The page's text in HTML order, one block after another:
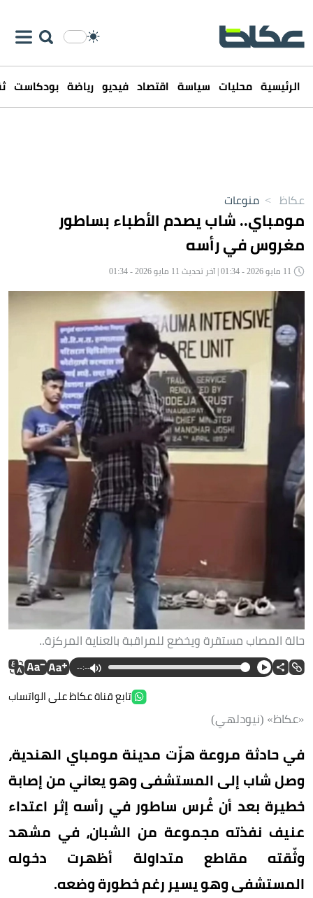
الرئيسية محليات سياسة اقتصاد فيديو رياضة بودكاست
عكاظ > منوعات
مومباي.. شاب يصدم الأطباء بساطور
مغروس في رأسه
حالة المصاب مستقرة ويخضع للمراقبة بالعناية المركزة..
--:--
تابع قناة عكاظ على الواتساب
«عكاظ» (نيودلهي)
في حادثة مروعة هزّت مدينة مومباي الهندية،
وصل شاب إلى المستشفى وهو يعاني من إصابة
خطيرة بعد أن غُرس ساطور في رأسه إثر اعتداء
عنيف نفذته مجموعة من الشبان، في مشهد
وثّقته مقاطع متداولة أظهرت دخوله
المستشفى وهو يسير رغم خطورة وضعه.